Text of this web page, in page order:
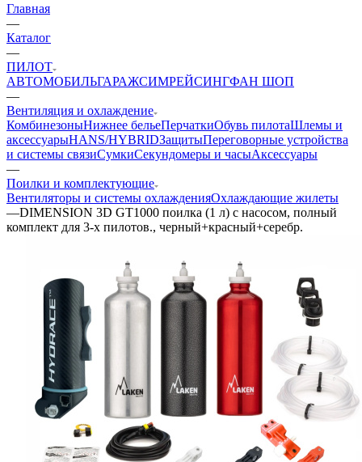
Главная
—
Каталог
—
ПИЛОТ
АВТОМОБИЛЬГАРАЖСИМРЕЙСИНГФАН ШОП
—
Вентиляция и охлаждение
КомбинезоныНижнее бельеПерчаткиОбувь пилотаШлемы и
аксессуарыHANS/HYBRIDЗащитыПереговорные устройства
и системы связиСумкиСекундомеры и часыАксессуары
—
Поилки и комплектующие
Вентиляторы и системы охлажденияОхлаждающие жилеты
—DIMENSION 3D GT1000 поилка (1 л) с насосом, полный
комплект для 3-х пилотов., черный+красный+серебр.